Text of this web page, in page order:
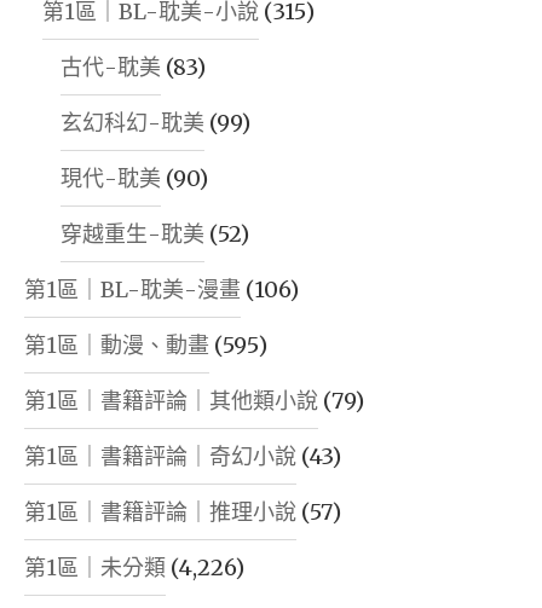
第1區｜BL-耽美-小說 (315)
古代-耽美 (83)
玄幻科幻-耽美 (99)
現代-耽美 (90)
穿越重生-耽美 (52)
第1區｜BL-耽美-漫畫 (106)
第1區｜動漫、動畫 (595)
第1區｜書籍評論｜其他類小說 (79)
第1區｜書籍評論｜奇幻小說 (43)
第1區｜書籍評論｜推理小說 (57)
第1區｜未分類 (4,226)